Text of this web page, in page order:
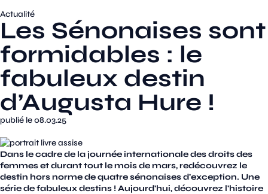
Actualité
Les Sénonaises sont
formidables : le
fabuleux destin
d’Augusta Hure !
publié le 08.03.25
Dans le cadre de la journée internationale des droits des
femmes et durant tout le mois de mars, redécouvrez le
destin hors norme de quatre sénonaises d'exception. Une
série de fabuleux destins ! Aujourd'hui, découvrez l'histoire